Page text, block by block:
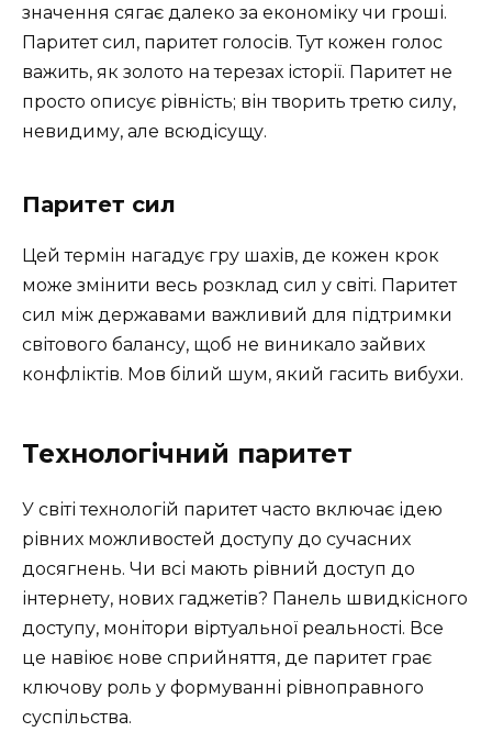
значення сягає далеко за економіку чи гроші.
Паритет сил, паритет голосів. Тут кожен голос
важить, як золото на терезах історії. Паритет не
просто описує рівність; він творить третю силу,
невидиму, але всюдісущу.
Паритет сил
Цей термін нагадує гру шахів, де кожен крок
може змінити весь розклад сил у світі. Паритет
сил між державами важливий для підтримки
світового балансу, щоб не виникало зайвих
конфліктів. Мов білий шум, який гасить вибухи.
Технологічний паритет
У світі технологій паритет часто включає ідею
рівних можливостей доступу до сучасних
досягнень. Чи всі мають рівний доступ до
інтернету, нових гаджетів? Панель швидкісного
доступу, монітори віртуальної реальності. Все
це навіює нове сприйняття, де паритет грає
ключову роль у формуванні рівноправного
суспільства.